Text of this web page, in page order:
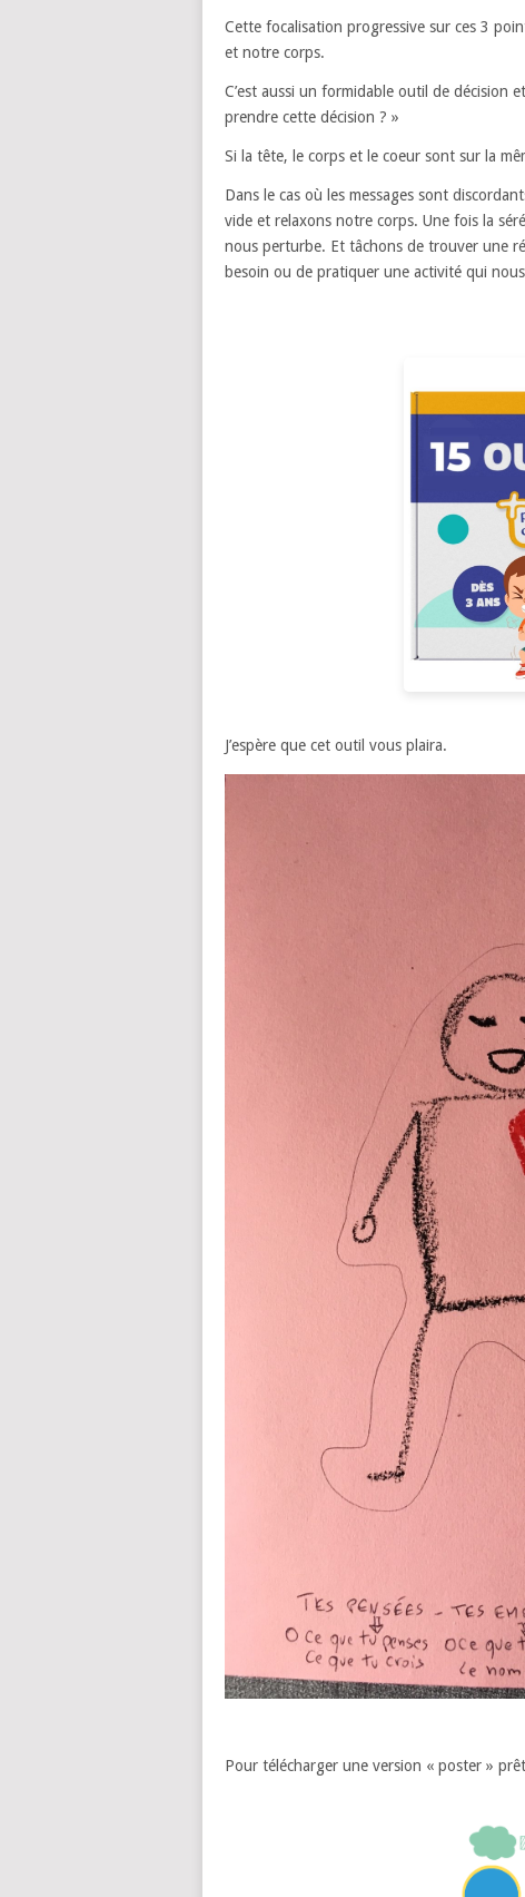
Cette focalisation progressive sur ces 3
et notre corps.
C’est aussi un formidable outil de décision
prendre cette décision ? »
Si la tête, le corps et le coeur sont sur la
Dans le cas où les messages sont
vide et relaxons notre corps. Une fois la
nous perturbe. Et tâchons de trouver une
besoin ou de pratiquer une activité qui
J’espère que cet outil vous plaira.
Pour télécharger une version « poster »